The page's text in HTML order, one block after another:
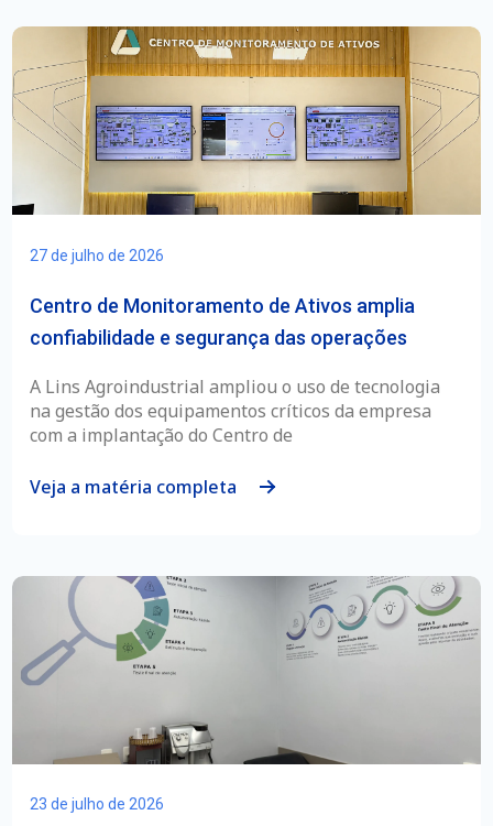
Centro de Monitoramento de Ativos amplia
confiabilidade e segurança das operações
27 de julho de 2026
A Lins Agroindustrial ampliou o uso de tecnologia
na gestão dos equipamentos críticos da empresa
com a implantação do Centro de
Veja a matéria completa
23 de julho de 2026